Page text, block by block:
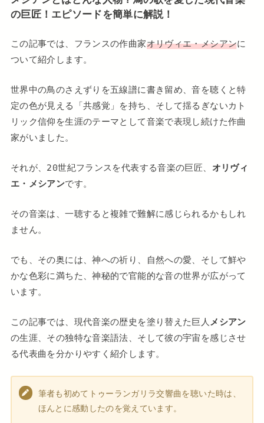
の巨匠！エピソードを簡単に解説！
この記事では、フランスの作曲家オリヴィエ・メシアンに
ついて紹介します。
世界中の鳥のさえずりを五線譜に書き留め、音を聴くと特
定の色が見える「共感覚」を持ち、そして揺るぎないカト
リック信仰を生涯のテーマとして音楽で表現し続けた作曲
家がいました。
それが、20世紀フランスを代表する音楽の巨匠、 オリヴィ
エ・メシアンです。
その音楽は、一聴すると複雑で難解に感じられるかもしれ
ません。
でも、その奥には、神への祈り、自然への愛、そして鮮や
かな色彩に満ちた、神秘的で官能的な音の世界が広がって
います。
この記事では、現代音楽の歴史を塗り替えた巨人メシアン
の生涯、その独特な音楽語法、そして彼の宇宙を感じさせ
る代表曲を分かりやすく紹介します。
筆者も初めてトゥーランガリラ交響曲を聴いた時は、
ほんとに感動したのを覚えています。